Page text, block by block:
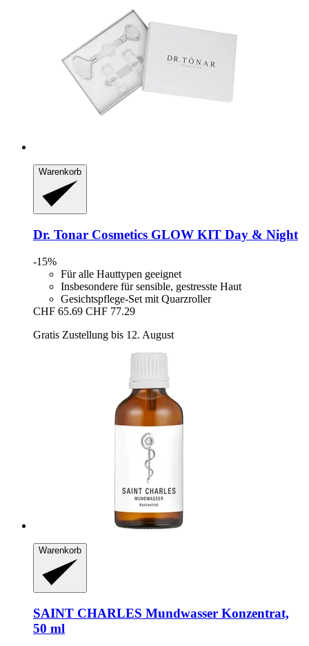
Warenkorb
Dr. Tonar Cosmetics GLOW KIT Day & Night
-15%
Für alle Hauttypen geeignet
Insbesondere für sensible, gestresste Haut
Gesichtspflege-Set mit Quarzroller
CHF 65.69 CHF 77.29
Gratis Zustellung bis 12. August
Warenkorb
SAINT CHARLES Mundwasser Konzentrat,
50 ml